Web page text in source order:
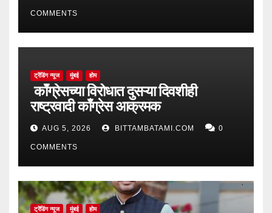
COMMENTS
ट्रेंडिंग न्यूज मुंबई होम
काँग्रेसच्या विरोधात दुसऱ्या दिवशीही
राष्ट्रवादी काँग्रेस आक्रमक
AUG 5, 2026 BITTAMBATAMI.COM 0
COMMENTS
ट्रेंडिंग न्यूज मुंबई होम